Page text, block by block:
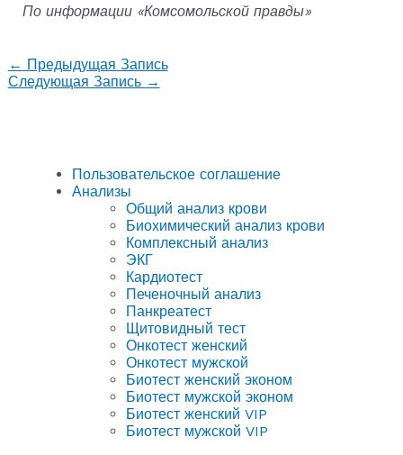
По информации «Комсомольской правды»
← Предыдущая Запись
Следующая Запись →
Пользовательское соглашение
Анализы
Общий анализ крови
Биохимический анализ крови
Комплексный анализ
ЭКГ
Кардиотест
Печеночный анализ
Панкреатест
Щитовидный тест
Онкотест женский
Онкотест мужской
Биотест женский эконом
Биотест мужской эконом
Биотест женский VIP
Биотест мужской VIP